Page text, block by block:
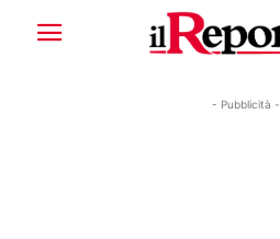
- Pubblicità -